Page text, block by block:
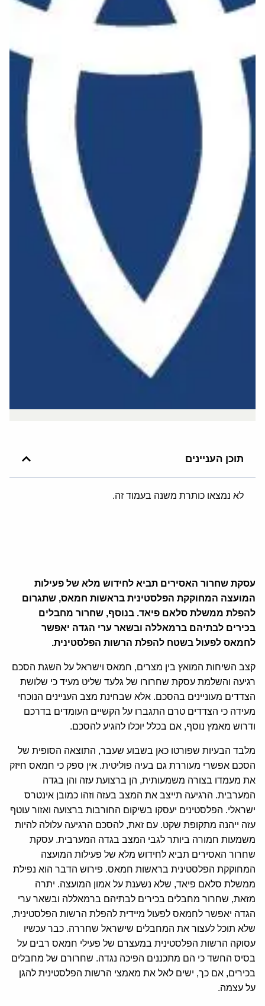
תוכן העניינים
לא נמצאו כותרת משנה בעמוד זה.
עסקת שחרור האסירים תביא לחידוש מלא של פעילות
המועצה המחוקקת הפלסטינית בראשות חמאס, שתגרום
להפלת ממשלת סלאם פיאד. בנוסף, שחרור מחבלים
בכירים לבתיהם ברמאללה ובשאר ערי הגדה יאפשר
לחמאס לפעול בשטח להפלת הרשות הפלסטינית.
קצב השיחות המואץ בין מצרים, חמאס וישראל על השגת הסכם
רגיעה והשלמת עסקת שחרורו של גלעד שליט מעיד כי שלושת
הצדדים מעוניינים בהסכם. אלא שבחינת מצב העניינים הנוכחי
מעידה כי הצדדים טרם התגברו על הקשיים העומדים בדרכם
ודרוש מאמץ נוסף, אם בכלל יוכלו להגיע להסכם.
מלבד הבעיות שפורטו כאן בשבוע שעבר, התוצאה הסופית של
הסכם אפשרי מעוררת גם בעיה פוליטית. אין ספק כי חמאס חיזק
את מעמדו בצורה משמעותית, הן ברצועת עזה והן בגדה
המערבית. הרגיעה תייצב את המצב בעזה וזהו כמובן אינטרס
ישראלי. הפלסטינים יעסקו בשיקום החורבות ברצועה ואזור עוטף
עזה ייהנה מתקופת שקט. עם זאת, להסכם הרגיעה עלולה להיות
משמעות חמורה ביותר לגבי המצב בגדה המערבית. עסקת
שחרור האסירים תביא לחידוש מלא של פעילות המועצה
המחוקקת הפלסטינית בראשות חמאס. פירוש הדבר הוא נפילת
ממשלת סלאם פיאד, שלא נשענת על אמון המועצה. יתרה
מזאת, שחרור מחבלים בכירים לבתיהם ברמאללה ובשאר ערי
הגדה יאפשר לחמאס לפעול מיידית להפלת הרשות הפלסטינית,
שלא תוכל לעצור את המחבלים שישראל שחררה. כבר עכשיו
עסוקה הרשות הפלסטינית במעצרם של פעילי חמאס רבים על
בסיס החשד כי הם מתכננים הפיכה נגדה. שחרורם של מחבלים
בכירים, אם כך, ישים לאל את מאמצי הרשות הפלסטינית להגן
על עצמה.